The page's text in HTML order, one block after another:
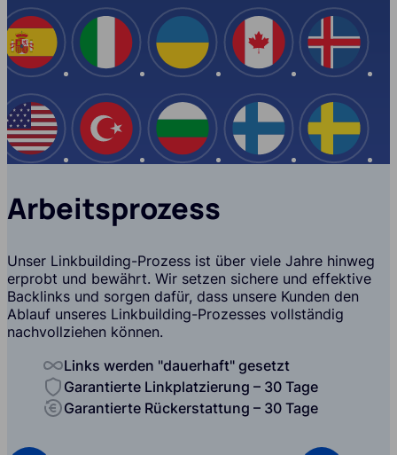
Spanien
USA
Italien
Türkei
Ukraine
Bulgarien
Kanada
Finnland
Island
Arbeitsprozess
Unser Linkbuilding-Prozess ist über viele Jahre hinweg
erprobt und bewährt. Wir setzen sichere und effektive
Backlinks und sorgen dafür, dass unsere Kunden den
Ablauf unseres Linkbuilding-Prozesses vollständig
nachvollziehen können.
Links werden "dauerhaft" gesetzt
Garantierte Linkplatzierung – 30 Tage
Garantierte Rückerstattung – 30 Tage